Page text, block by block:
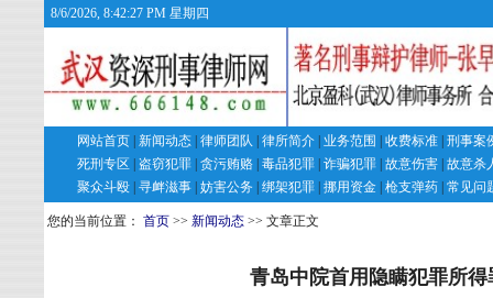
8/6/2026, 8:42:28 PM 星期四
网站首页 新闻动态 律师团队 律所简介 业务范围 收费标准 刑事案
死刑专区
盗窃犯罪 贪污贿赂 毒品犯罪 诈骗犯罪 故意伤害 故意杀
聚众斗殴 寻衅滋事 妨害公务 绑架犯罪 挪用资金 枪支弹药 常见问
您的当前位置： 首页 >> 新闻动态 >> 文章正文
青岛中院首用隐瞒犯罪所